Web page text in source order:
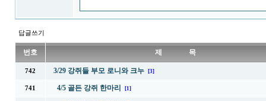
답글쓰기
번호 제 목
742 3/29 강쥐들 부모 로니와 크누 [3]
741 4/5 골든 강쥐 한마리 [1]